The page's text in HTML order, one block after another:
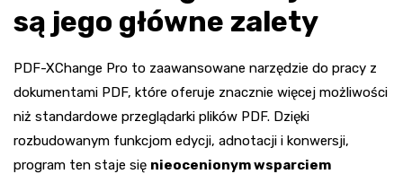
są jego główne zalety
PDF-XChange Pro to zaawansowane narzędzie do pracy z
dokumentami PDF, które oferuje znacznie więcej możliwości
niż standardowe przeglądarki plików PDF. Dzięki
rozbudowanym funkcjom edycji, adnotacji i konwersji,
program ten staje się nieocenionym wsparciem